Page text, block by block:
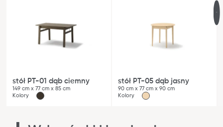
stół PT-01 dąb ciemny
149 cm x 77 cm x 85 cm
Kolory
stół PT-05 dąb jasny
90 cm x 77 cm x 90 cm
Kolory